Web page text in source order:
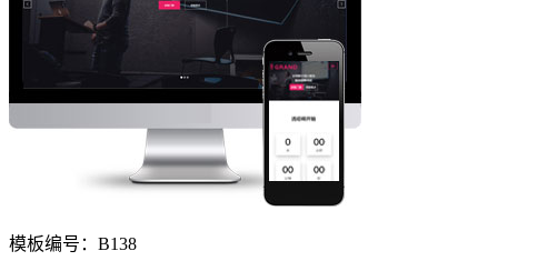
模板编号：B138